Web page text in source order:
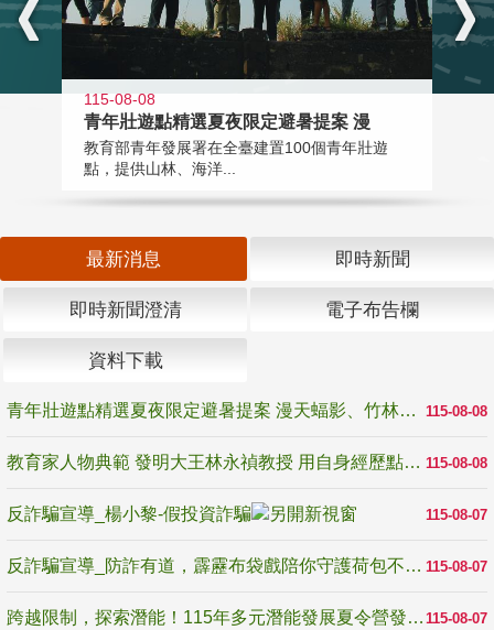
115-08-08
青年壯遊點精選夏夜限定避暑提案 漫
教育部青年發展署在全臺建置100個青年壯遊
點，提供山林、海洋...
最新消息 即時新聞
即時新聞澄清 電子布告欄
資料下載
115-08-08
青年壯遊點精選夏夜限定避暑提案 漫天蝠影、竹林尋蛙、茶香夜觀 邀青年暮色出發
115-08-08
教育家人物典範 發明大王林永禎教授 用自身經歷點亮學生的路
115-08-07
反詐騙宣導_楊小黎-假投資詐騙
115-08-07
反詐騙宣導_防詐有道，霹靂布袋戲陪你守護荷包不受騙
115-08-07
跨越限制，探索潛能！115年多元潛能發展夏令營發掘生命無限可能